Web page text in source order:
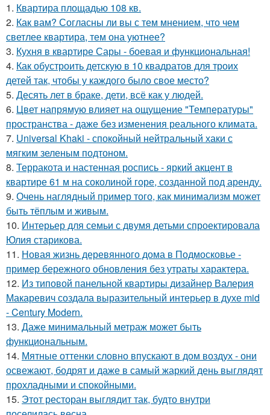
1. Квартира площадью 108 кв.
2. Как вам? Согласны ли вы с тем мнением, что чем
светлее квартира, тем она уютнее?
3. Кухня в квартире Сары - боевая и функциональная!
4. Как обустроить детскую в 10 квадратов для троих
детей так, чтобы у каждого было свое место?
5. Десять лет в браке, дети, всё как у людей.
6. Цвет напрямую влияет на ощущение "Температуры"
пространства - даже без изменения реального климата.
7. Universal Khaki - спокойный нейтральный хаки с
мягким зеленым подтоном.
8. Терракота и настенная роспись - яркий акцент в
квартире 61 м на соколиной горе, созданной под аренду.
9. Очень наглядный пример того, как минимализм может
быть тёплым и живым.
10. Интерьер для семьи с двумя детьми спроектировала
Юлия старикова.
11. Новая жизнь деревянного дома в Подмосковье -
пример бережного обновления без утраты характера.
12. Из типовой панельной квартиры дизайнер Валерия
Макаревич создала выразительный интерьер в духе mid
- Century Modern.
13. Даже минимальный метраж может быть
функциональным.
14. Мятные оттенки словно впускают в дом воздух - они
освежают, бодрят и даже в самый жаркий день выглядят
прохладными и спокойными.
15. Этот ресторан выглядит так, будто внутри